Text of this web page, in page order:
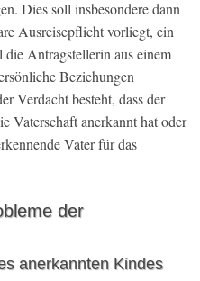
Dies soll insbesondere dann
Ausreisepflicht vorliegt, ein
Antragstellerin aus einem
Beziehungen
Verdacht besteht, dass der
Vaterschaft anerkannt hat oder
Vater für das
der
anerkannten Kindes